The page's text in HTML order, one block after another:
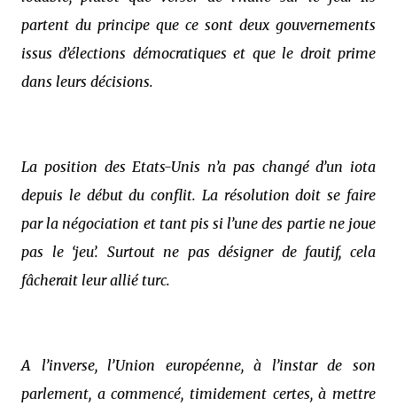
partent du principe que ce sont deux gouvernements
issus d’élections démocratiques et que le droit prime
dans leurs décisions.
La position des Etats-Unis n’a pas changé d’un iota
depuis le début du conflit. La résolution doit se faire
par la négociation et tant pis si l’une des partie ne joue
pas le ‘jeu’. Surtout ne pas désigner de fautif, cela
fâcherait leur allié turc.
A l’inverse, l’Union européenne, à l’instar de son
parlement, a commencé, timidement certes, à mettre